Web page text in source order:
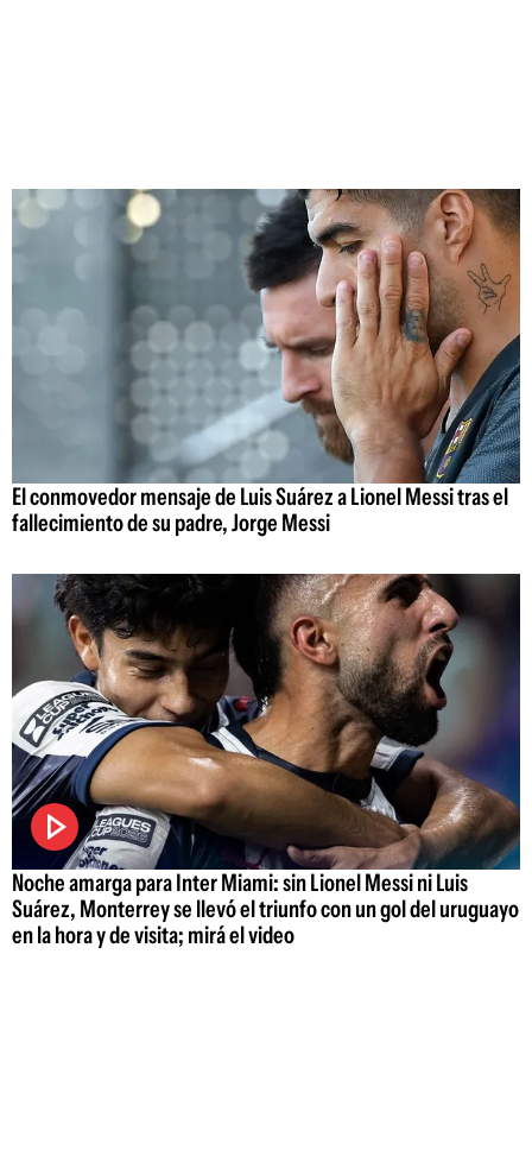
El conmovedor mensaje de Luis Suárez a Lionel Messi tras el
fallecimiento de su padre, Jorge Messi
Noche amarga para Inter Miami: sin Lionel Messi ni Luis
Suárez, Monterrey se llevó el triunfo con un gol del uruguayo
en la hora y de visita; mirá el video